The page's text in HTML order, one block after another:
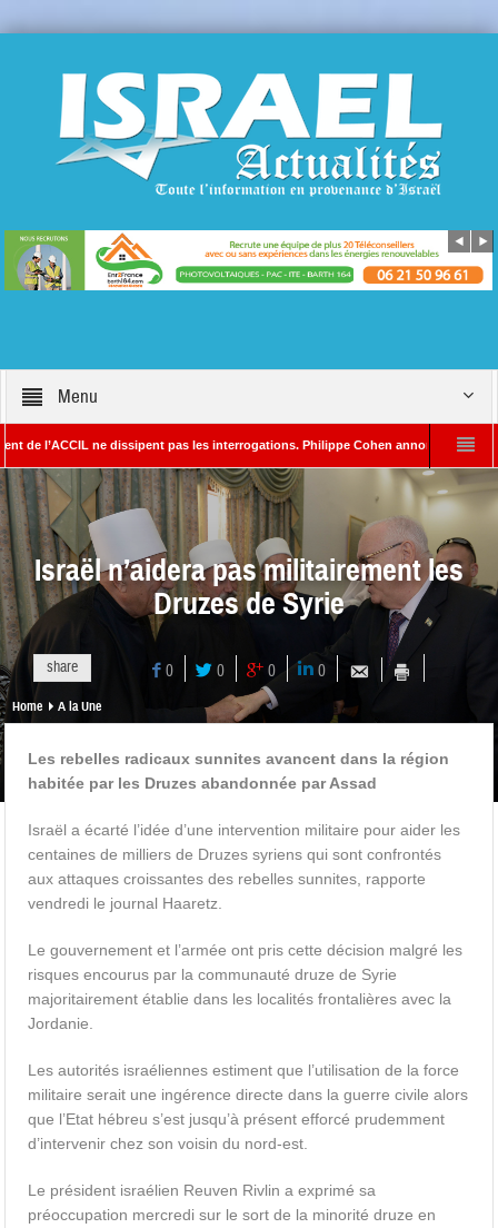
Menu
ne dissipent pas les interrogations. Philippe Cohen annonce se réserver le
– Rédacteur en chef d’Israël Actualités L’Iran menace de frapper Tel-
Israël n’aidera pas militairement les
Druzes de Syrie
share 0 0 0 0
Home A la Une
Les rebelles radicaux sunnites avancent dans la région
habitée par les Druzes abandonnée par Assad
Israël a écarté l’idée d’une intervention militaire pour aider les
centaines de milliers de Druzes syriens qui sont confrontés
aux attaques croissantes des rebelles sunnites, rapporte
vendredi le journal Haaretz.
Le gouvernement et l’armée ont pris cette décision malgré les
risques encourus par la communauté druze de Syrie
majoritairement établie dans les localités frontalières avec la
Jordanie.
Les autorités israéliennes estiment que l’utilisation de la force
militaire serait une ingérence directe dans la guerre civile alors
que l’Etat hébreu s’est jusqu’à présent efforcé prudemment
d’intervenir chez son voisin du nord-est.
Le président israélien Reuven Rivlin a exprimé sa
préoccupation mercredi sur le sort de la minorité druze en